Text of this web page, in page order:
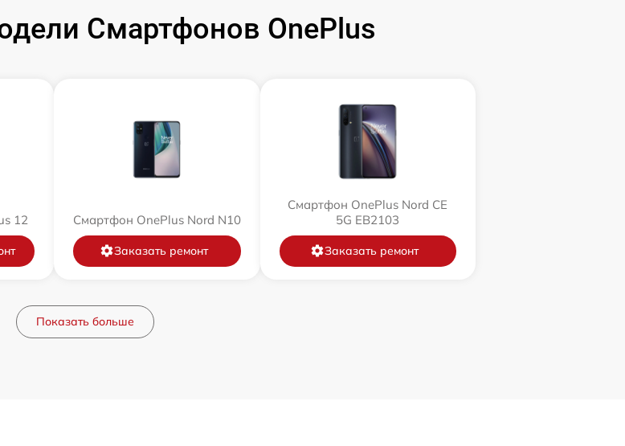
Смартфонов OnePlus
12 Смартфон OnePlus Nord N10
Заказать ремонт
Смартфон OnePlus Nord CE
5G EB2103
Заказать ремонт
Показать больше